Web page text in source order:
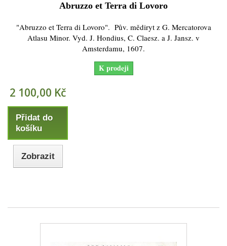
Abruzzo et Terra di Lovoro
"Abruzzo et Terra di Lovoro". Pův. mědiryt z G. Mercatorova
Atlasu Minor. Vyd. J. Hondius, C. Claesz. a J. Jansz. v
Amsterdamu, 1607.
K prodeji
2 100,00 Kč
Přidat do
košíku
Zobrazit